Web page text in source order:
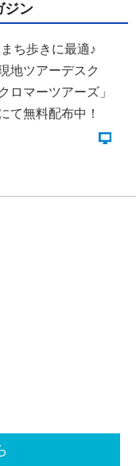
ジン
まち歩きに最適♪
地ツアーデスク
クロマーツアーズ」
て無料配布中！